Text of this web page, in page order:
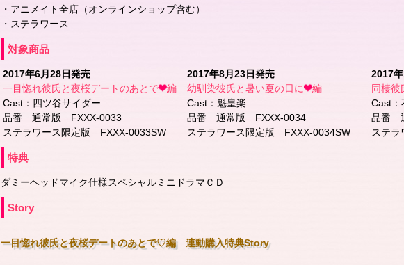
・アニメイト全店（オンラインショップ含む）
・ステラワース
対象商品
2017年6月28日発売
一目惚れ彼氏と夜桜デートのあとで
編
Cast：四ツ谷サイダー
品番 通常版 FXXX-0033
ステラワース限定版 FXXX-0033SW
2017年8月23日発売
幼馴染彼氏と暑い夏の日に
編
Cast：魁皇楽
品番 通常版 FXXX-0034
ステラワース限定版 FXXX-0034SW
2017
同棲彼
Cast：
品番
ステ
特典
ダミーヘッドマイク仕様スペシャルミニドラマＣＤ
Story
一目惚れ彼氏と夜桜デートのあとで♡編 連動購入特典Story